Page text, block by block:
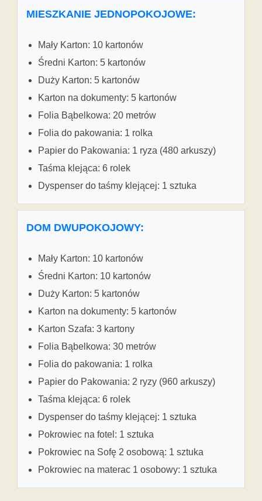
MIESZKANIE JEDNOPOKOJOWE:
Mały Karton: 10 kartonów
Średni Karton: 5 kartonów
Duży Karton: 5 kartonów
Karton na dokumenty: 5 kartonów
Folia Bąbelkowa: 20 metrów
Folia do pakowania: 1 rolka
Papier do Pakowania: 1 ryza (480 arkuszy)
Taśma klejąca: 6 rolek
Dyspenser do taśmy klejącej: 1 sztuka
DOM DWUPOKOJOWY:
Mały Karton: 10 kartonów
Średni Karton: 10 kartonów
Duży Karton: 5 kartonów
Karton na dokumenty: 5 kartonów
Karton Szafa: 3 kartony
Folia Bąbelkowa: 30 metrów
Folia do pakowania: 1 rolka
Papier do Pakowania: 2 ryzy (960 arkuszy)
Taśma klejąca: 6 rolek
Dyspenser do taśmy klejącej: 1 sztuka
Pokrowiec na fotel: 1 sztuka
Pokrowiec na Sofę 2 osobową: 1 sztuka
Pokrowiec na materac 1 osobowy: 1 sztuka